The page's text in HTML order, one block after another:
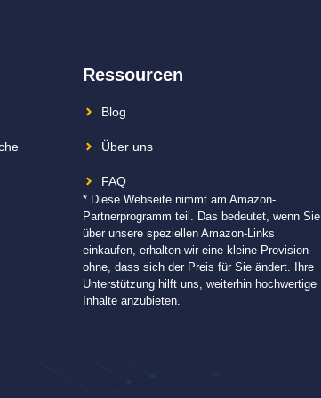
Ressourcen
Blog
Über uns
FAQ
* Diese Webseite nimmt am Amazon-
Partnerprogramm teil. Das bedeutet, wenn Sie
über unsere speziellen Amazon-Links
einkaufen, erhalten wir eine kleine Provision –
ohne, dass sich der Preis für Sie ändert. Ihre
Unterstützung hilft uns, weiterhin hochwertige
Inhalte anzubieten.